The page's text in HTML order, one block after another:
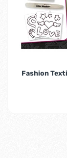
Fashion